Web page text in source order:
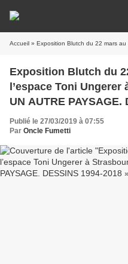
Accueil » Exposition Blutch du 22 mars au 30 juin à l’espace Toni
Exposition Blutch du
l’espace Toni
UN AUTRE PAYSAGE.
Publié le 27/03/2019 à 07:55
Par Oncle Fumetti